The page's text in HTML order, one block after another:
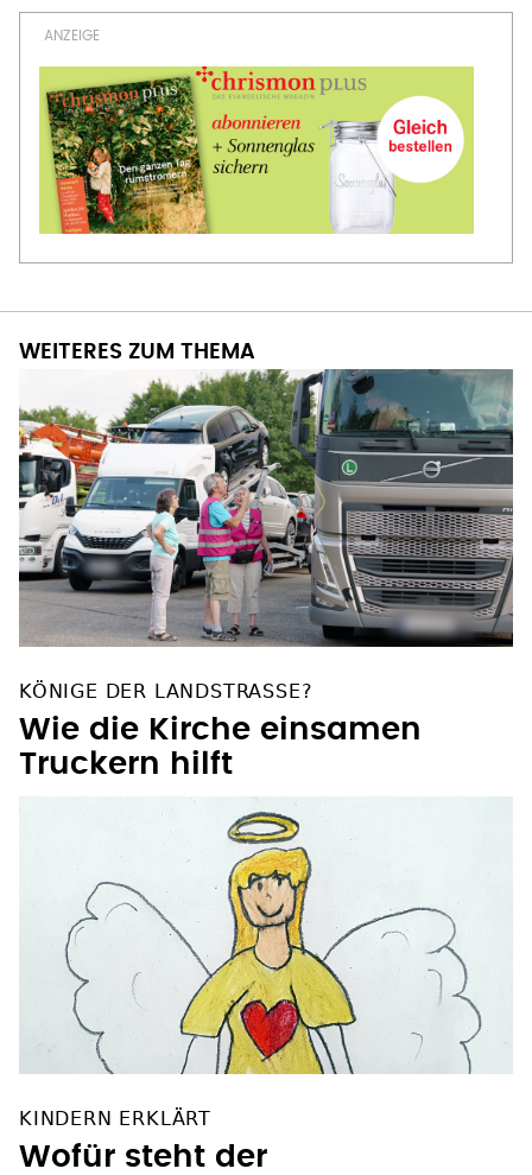
WEITERES ZUM THEMA
KÖNIGE DER LANDSTRASSE?
Wie die Kirche einsamen
Truckern hilft
KINDERN ERKLÄRT
Wofür steht der